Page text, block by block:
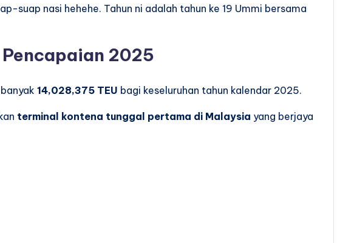
suap nasi hehehe. Tahun ni adalah tahun ke 19 Ummi bersama
Pencapaian 2025
14,028,375 TEU bagi keseluruhan tahun kalendar 2025.
terminal kontena tunggal pertama di Malaysia yang berjaya